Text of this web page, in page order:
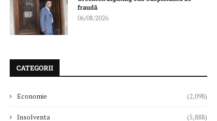
fraudă
06/08/2026
CATEGORII
Economie (2,098)
Insolventa (5,888)